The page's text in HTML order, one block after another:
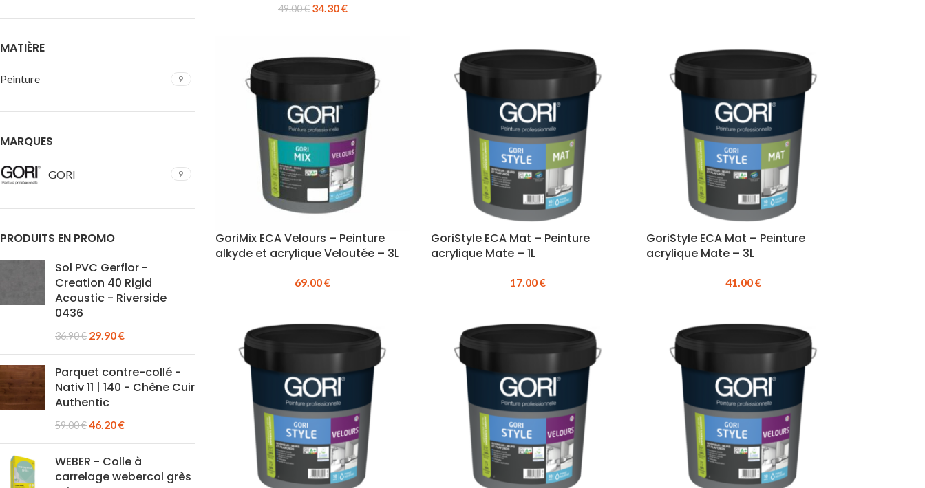
MATIÈRE
Peinture 9
MARQUES
GORI 9
PRODUITS EN PROMO
Sol PVC Gerflor -
Creation 40 Rigid
Acoustic - Riverside
0436
36.90€ 29.90€
Parquet contre-collé -
Nativ 11 | 140 - Chêne Cuir
Authentic
59.00€46.20€
WEBER - Colle à
carrelage webercol grès
49.00€ 34.30€
GoriMix ECA Velours – Peinture
alkyde et acrylique Veloutée – 3L
69.00€
GoriStyle ECA Mat – Peinture
acrylique Mate – 1L
17.00€
GoriStyle ECA Mat – Peinture
acrylique Mate – 3L
41.00€